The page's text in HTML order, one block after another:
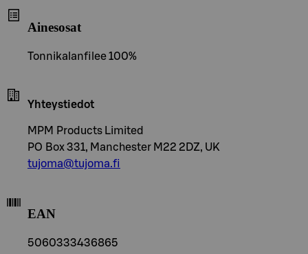
Ainesosat
Tonnikalanfilee 100%
Yhteystiedot
MPM Products Limited
PO Box 331, Manchester M22 2DZ, UK
tujoma@tujoma.fi
EAN
5060333436865